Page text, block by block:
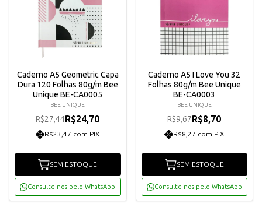
Caderno A5 Geometric Capa
Dura 120 Folhas 80g/m Bee
Unique BE-CA0005
BEE UNIQUE
R$27,44R$24,70
R$23,47 com PIX
SEM ESTOQUE
Consulte-nos pelo WhatsApp
Caderno A5 I Love You 32
Folhas 80g/m Bee Unique
BE-CA0003
BEE UNIQUE
R$9,67R$8,70
R$8,27 com PIX
SEM ESTOQUE
Consulte-nos pelo WhatsApp